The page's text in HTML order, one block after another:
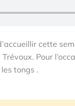
cette
Pour
tongs .